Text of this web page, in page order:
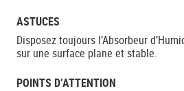
ASTUCES
Disposez toujours l’Absorbeur
sur une surface plane et stable.
POINTS D’ATTENTION